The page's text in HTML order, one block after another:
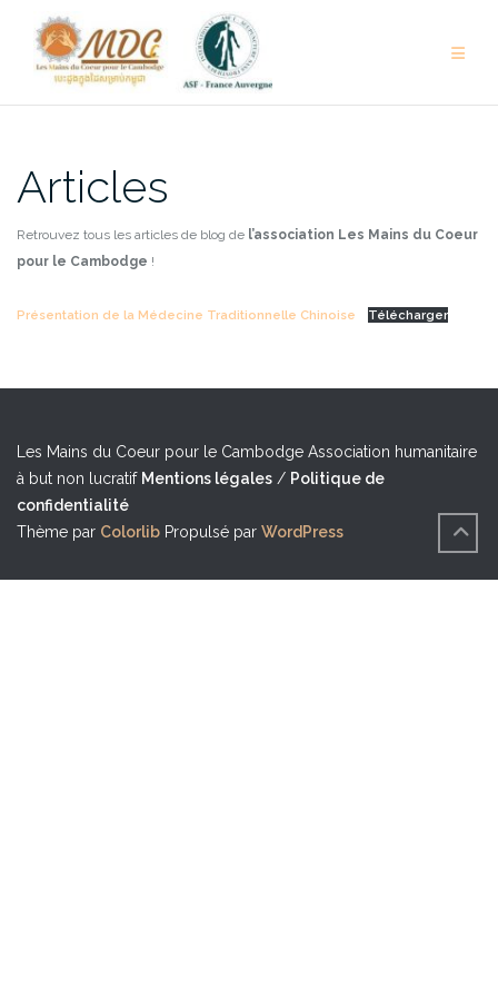
contenu
Articles
Retrouvez tous les articles de blog de l’association Les Mains du Coeur
pour le Cambodge !
Présentation de la Médecine Traditionnelle Chinoise Télécharger
Les Mains du Coeur pour le Cambodge Association humanitaire
à but non lucratif Mentions légales / Politique de
confidentialité
Thème par Colorlib Propulsé par WordPress